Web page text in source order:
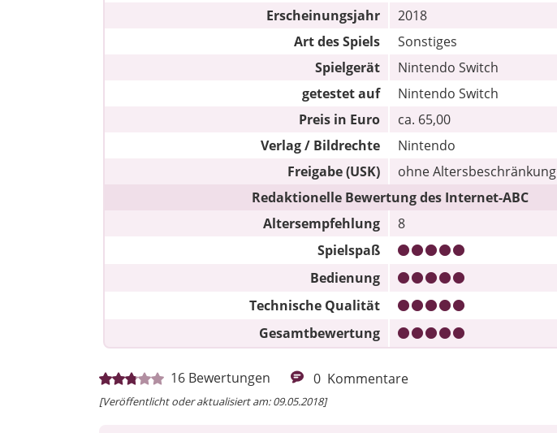
Erscheinungsjahr
2018
Art des Spiels
Sonstiges
Spielgerät
Nintendo Switch
getestet auf
Nintendo Switch
Preis in Euro
ca. 65,00
Verlag / Bildrechte
Nintendo
Freigabe (USK)
ohne Altersbeschränkung
Redaktionelle Bewertung des Internet-ABC
Altersempfehlung
8
Spielspaß
Bedienung
Technische Qualität
Gesamtbewertung
16 Bewertungen 0 Kommentare
[Veröffentlicht oder aktualisiert am: 09.05.2018]